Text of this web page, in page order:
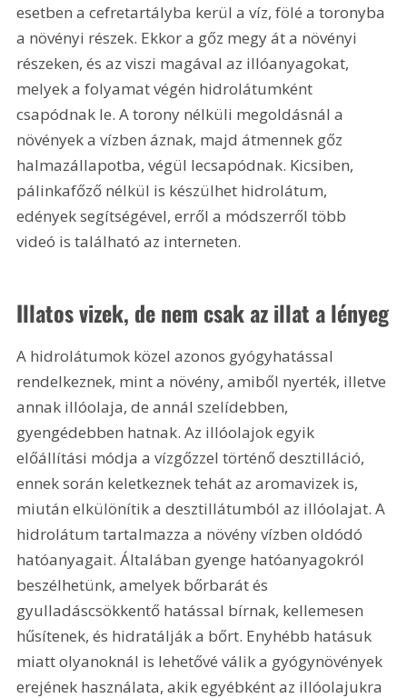
esetben a cefretartályba kerül a víz, fölé a toronyba
a növényi részek. Ekkor a gőz megy át a növényi
részeken, és az viszi magával az illóanyagokat,
melyek a folyamat végén hidrolátumként
csapódnak le. A torony nélküli megoldásnál a
növények a vízben áznak, majd átmennek gőz
halmazállapotba, végül lecsapódnak. Kicsiben,
pálinkafőző nélkül is készülhet hidrolátum,
edények segítségével, erről a módszerről több
videó is található az interneten.
Illatos vizek, de nem csak az illat a lényeg
A hidrolátumok közel azonos gyógyhatással
rendelkeznek, mint a növény, amiből nyerték, illetve
annak illóolaja, de annál szelídebben,
gyengédebben hatnak. Az illóolajok egyik
előállítási módja a vízgőzzel történő desztilláció,
ennek során keletkeznek tehát az aromavizek is,
miután elkülönítik a desztillátumból az illóolajat. A
hidrolátum tartalmazza a növény vízben oldódó
hatóanyagait. Általában gyenge hatóanyagokról
beszélhetünk, amelyek bőrbarát és
gyulladáscsökkentő hatással bírnak, kellemesen
hűsítenek, és hidratálják a bőrt. Enyhébb hatásuk
miatt olyanoknál is lehetővé válik a gyógynövények
erejének használata, akik egyébként az illóolajukra